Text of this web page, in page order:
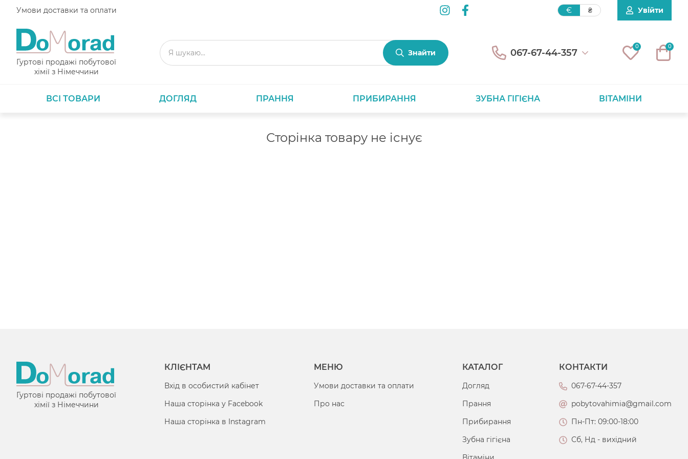
Умови доставки та оплати € ₴ Увійти
Гуртові продажі побутової
хімії з Німеччини
Знайти 067-67-44-357
0 0
ВСІ ТОВАРИ ДОГЛЯД ПРАННЯ ПРИБИРАННЯ ЗУБНА ГІГІЄНА ВІТАМІНИ
Сторінка товару не існує
Гуртові продажі побутової
хімії з Німеччини
КЛІЄНТАМ
Вхід в особистий кабінет
Наша сторінка у Facebook
Наша сторінка в Instagram
МЕНЮ
Умови доставки та оплати
Про нас
КАТАЛОГ
Догляд
Прання
Прибирання
Зубна гігієна
КОНТАКТИ
067-67-44-357
pobytovahimia@gmail.com
Пн-Пт: 09:00-18:00
Сб, Нд - вихідний